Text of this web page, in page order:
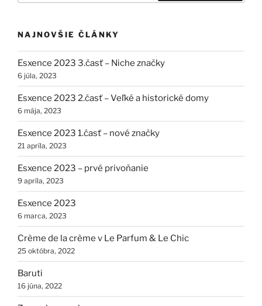
NAJNOVŠIE ČLÁNKY
Esxence 2023 3.časť – Niche značky
6 júla, 2023
Esxence 2023 2.časť – Veľké a historické domy
6 mája, 2023
Esxence 2023 1.časť – nové značky
21 apríla, 2023
Esxence 2023 – prvé privoňanie
9 apríla, 2023
Esxence 2023
6 marca, 2023
Crème de la crème v Le Parfum & Le Chic
25 októbra, 2022
Baruti
16 júna, 2022